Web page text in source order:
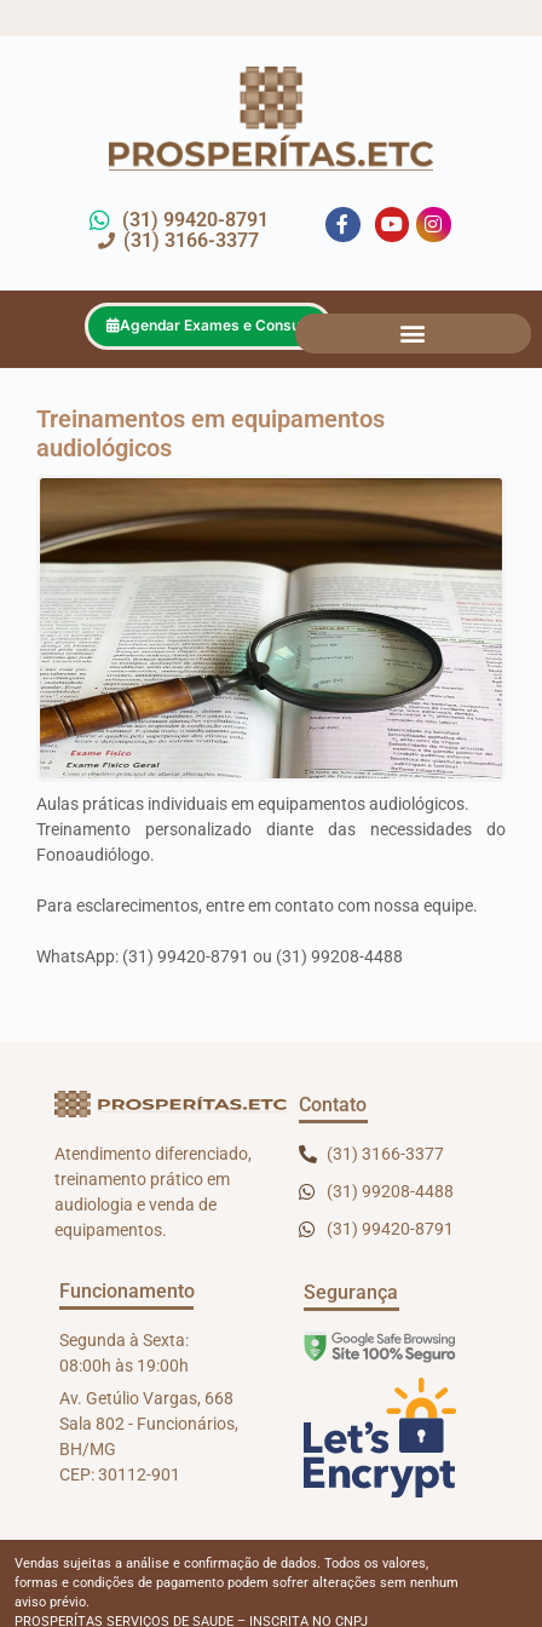
(31) 99420-8791
(31) 3166-3377
Agendar Exames e Consultas
Treinamentos em equipamentos
audiológicos
Aulas práticas individuais em equipamentos audiológicos.
Treinamento personalizado diante das necessidades do
Fonoaudiólogo.
Para esclarecimentos, entre em contato com nossa equipe.
WhatsApp: (31) 99420-8791 ou (31) 99208-4488
Atendimento diferenciado,
treinamento prático em
audiologia e venda de
equipamentos.
Contato
(31) 3166-3377
(31) 99208-4488
(31) 99420-8791
Funcionamento
Segunda à Sexta:
08:00h às 19:00h
Av. Getúlio Vargas, 668
Sala 802 - Funcionários,
BH/MG
CEP: 30112-901
Segurança
Vendas sujeitas a análise e confirmação de dados. Todos os valores,
formas e condições de pagamento podem sofrer alterações sem nenhum
aviso prévio.
PROSPERÍTAS SERVIÇOS DE SAUDE – INSCRITA NO CNPJ